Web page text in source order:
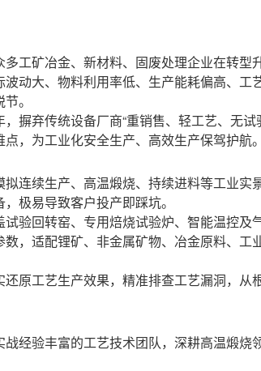
工矿冶金、新材料、固废处理企业在转型
动大、物料利用率低、生产能耗偏高、工
。
摒弃传统设备厂商“重销售、轻工艺、无
，为工业化安全生产、高效生产保驾护航。
连续生产、高温煅烧、持续进料等工业实
极易导致客户投产即踩坑。
验回转窑、专用焙烧试验炉、智能温控及
，适配锂矿、非金属矿物、冶金原料、工
原工艺生产效果，精准排查工艺漏洞，从
经验丰富的工艺技术团队，深耕高温煅烧